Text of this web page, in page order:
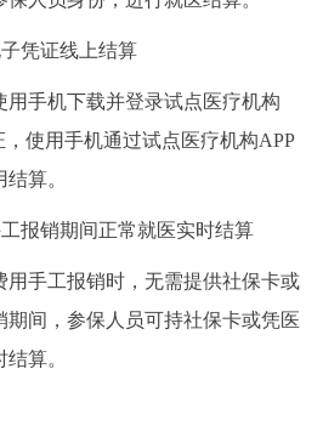
凭证线上结算
手机下载并登录试点医疗机构
使用手机通过试点医疗机构APP
算。
销期间正常就医实时结算
手工报销时，无需提供社保卡或
期间，参保人员可持社保卡或凭医
算。